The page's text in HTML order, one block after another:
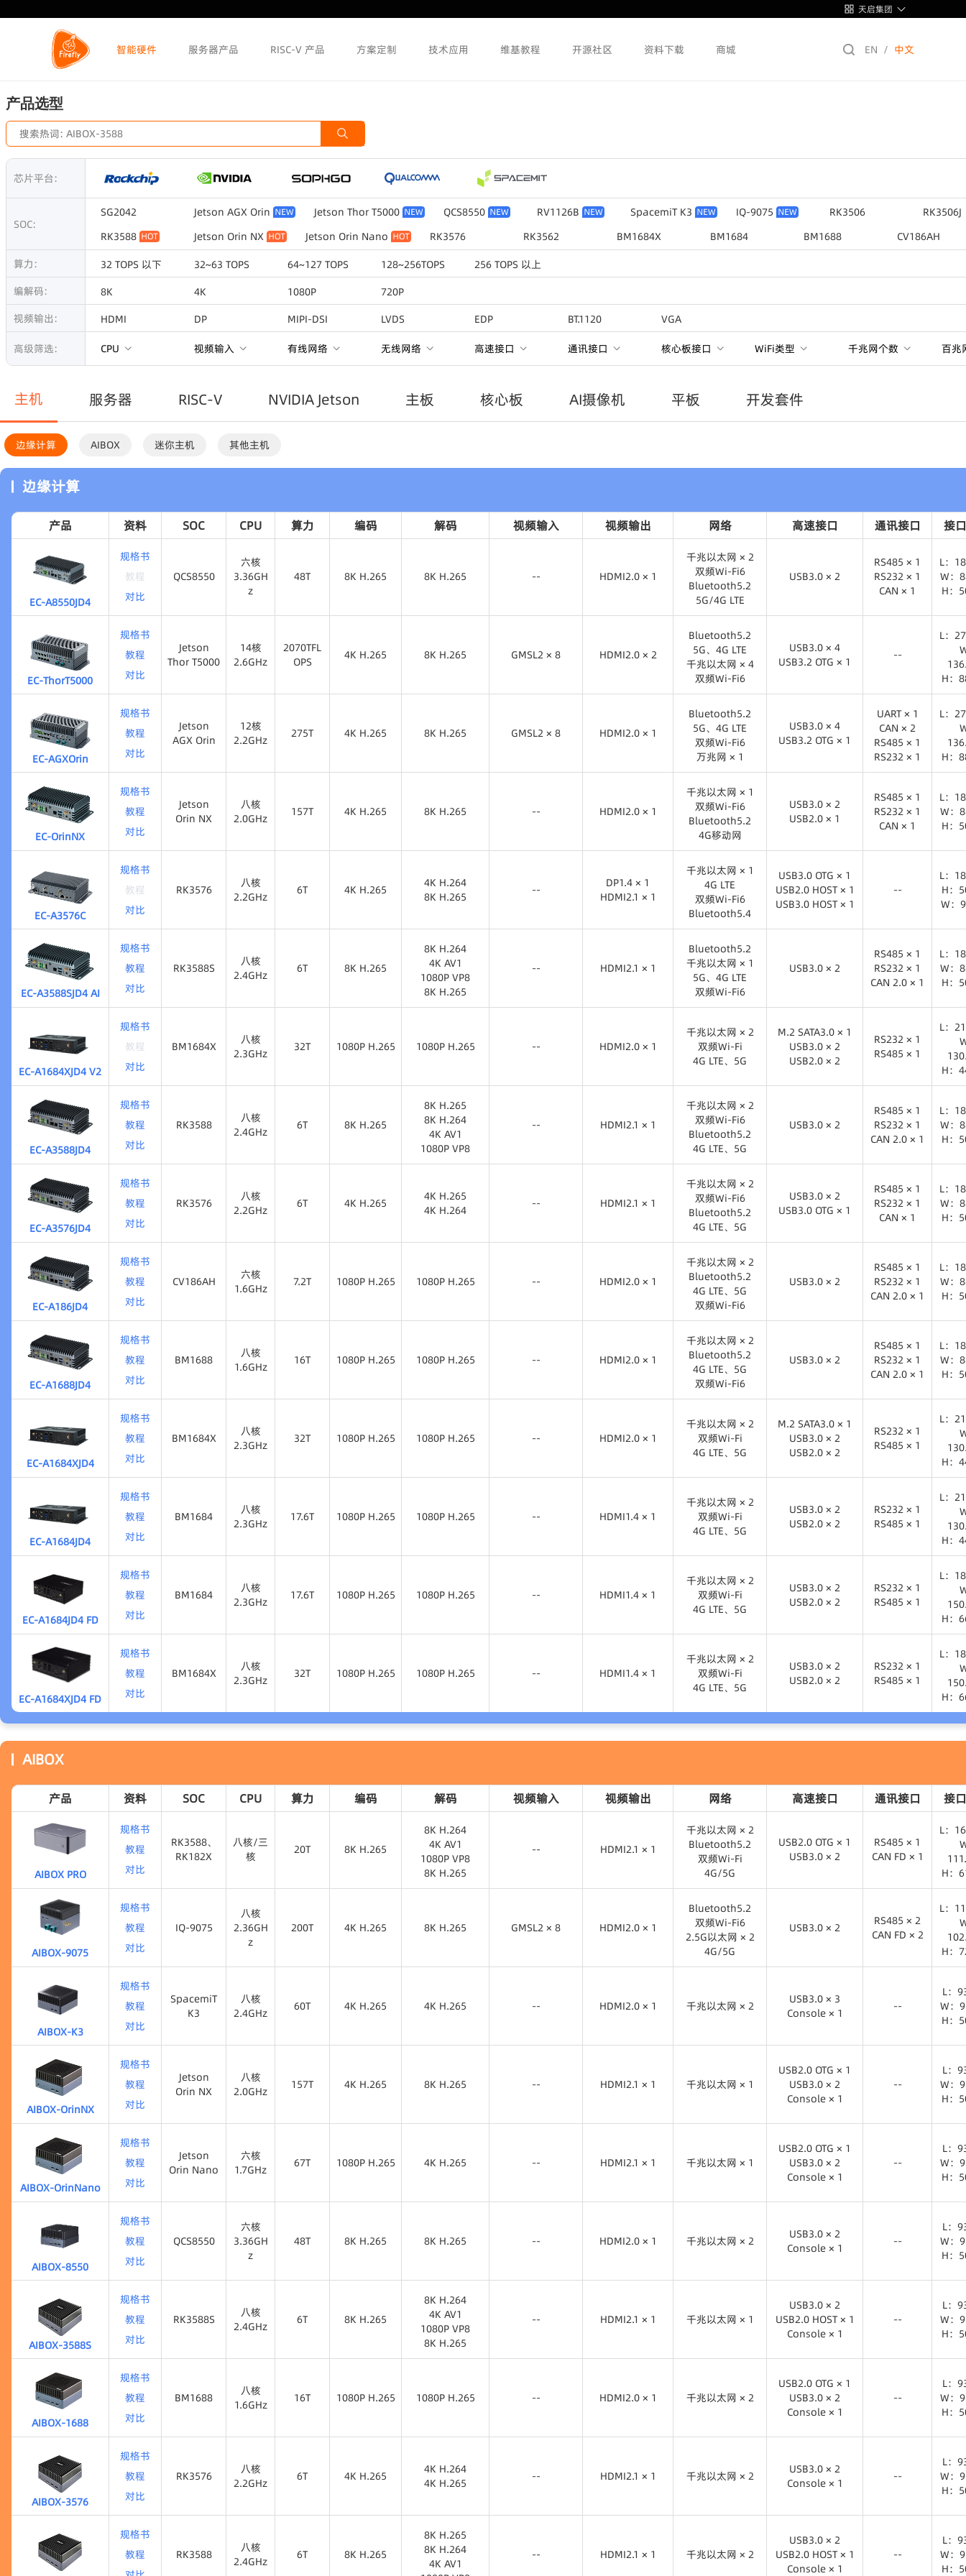
天启集团
智能硬件 服务器产品 RISC-V 产品 方案定制 技术应用 维基教程 开源社区 资料下载 商城 EN / 中文
产品选型
芯片平台:
SOC:
SG2042 Jetson AGX Orin Jetson Thor T5000 QCS8550 RV1126B SpacemiT K3 IQ-9075 RK3506
RK3506J
RK3588
Jetson Orin NX Jetson Orin Nano RK3576 RK3562 BM1684X BM1684 BM1688
CV186AH
RK3568
RK3399 RK3588S RK3566 RK3399Pro
算力: 32 TOPS 以下 32~63 TOPS 64~127 TOPS 128~256TOPS
256 TOPS 以上
编解码:
8K 4K 1080P
720P
视频输出:
HDMI DP MIPI-DSI LVDS EDP BT.1120 VGA
高级筛选: CPU 视频输入 有线网络 无线网络 高速接口 通讯接口 核心板接口 WiFi类型 千兆网个数 百兆
主机 服务器 RISC-V NVIDIA Jetson 主板 核心板 AI摄像机 平板 开发套件
边缘计算 AIBOX 迷你主机 其他主机
边缘计算
产品 资料 SOC CPU 算力 编码 解码 视频输入 视频输出 网络 高速接口 通讯接口 接
EC-A8550JD4
规格书
教程
对比
QCS8550
六核
3.36GH
z
六核
z
48T
8K H.265
8K H.265
--
HDMI2.0 × 1
千兆以太网 × 2
双频Wi-Fi6
Bluetooth5.2
5G/4G LTE
双频Wi-Fi6
Bluetooth5.2
5G/4G LTE
USB3.0 × 2
RS485 × 1
RS232 × 1
CAN × 1
RS485 × 1
L：
W：
H：
L：
W：
H
EC-ThorT5000
规格书
教程
对比
Jetson
Thor T5000
14核
2.6GHz
2070TFL
OPS
4K H.265
8K H.265
GMSL2 × 8
HDMI2.0 × 2
Bluetooth5.2
5G、4G LTE
千兆以太网 × 4
双频Wi-Fi6
万兆网 × 4
Bluetooth5.2
5G、4G LTE
千兆以太网 × 4
双频Wi-Fi6
万兆网 × 4
USB3.0 × 4
USB3.2 OTG × 1
--
L：
H：
H
EC-AGXOrin
规格书
教程
对比
Jetson
AGX Orin
12核
2.2GHz
275T
4K H.265
8K H.265
GMSL2 × 8
HDMI2.0 × 1
Bluetooth5.2
5G、4G LTE
双频Wi-Fi6
万兆网 × 1
千兆以太网 × 5
Bluetooth5.2
5G、4G LTE
双频Wi-Fi6
万兆网 × 1
千兆以太网 × 5
USB3.0 × 4
USB3.2 OTG × 1
UART × 1
CAN × 2
RS485 × 1
RS232 × 1
CAN × 2
RS485 × 1
RS232 × 1
L：
H：
H：
EC-OrinNX
规格书
教程
对比
Jetson
Orin NX
八核
2.0GHz
157T
4K H.265
8K H.265
--
HDMI2.0 × 1
千兆以太网 × 1
双频Wi-Fi6
Bluetooth5.2
4G移动网
双频Wi-Fi6
Bluetooth5.2
4G移动网
USB3.0 × 2
USB2.0 × 1
RS485 × 1
RS232 × 1
CAN × 1
RS485 × 1
L：
W：
H：
L：
H：
EC-A3576C
规格书
教程
对比
RK3576
八核
2.2GHz
6T
4K H.265
4K H.264
8K H.265
--
DP1.4 × 1
HDMI2.1 × 1
千兆以太网 × 1
4G LTE
双频Wi-Fi6
Bluetooth5.4
4G LTE
双频Wi-Fi6
Bluetooth5.4
USB3.0 OTG × 1
USB2.0 HOST × 1
USB3.0 HOST × 1
USB3.0 OTG × 1
--
L：
H：
W：
L：
W：
EC-A3588SJD4 AI
规格书
教程
对比
RK3588S
八核
2.4GHz
6T
8K H.265
8K H.264
4K AV1
1080P VP8
8K H.265
1080P VP8
--
HDMI2.1 × 1
Bluetooth5.2
千兆以太网 × 1
5G、4G LTE
双频Wi-Fi6
千兆以太网 × 1
5G、4G LTE
双频Wi-Fi6
USB3.0 × 2
RS485 × 1
RS232 × 1
CAN 2.0 × 1
RS485 × 1
CAN 2.0 × 1
L：
W：
H：
L：
W：
H
EC-A1684XJD4 V2
规格书
教程
对比
BM1684X
八核
2.3GHz
32T
1080P H.265
1080P H.265
--
HDMI2.0 × 1
千兆以太网 × 2
双频Wi-Fi
4G LTE、5G
千兆以太网 × 2
双频Wi-Fi
4G LTE、5G
M.2 SATA3.0 × 1
USB3.0 × 2
USB2.0 × 2
M.2 SATA3.0 × 1
RS232 × 1
RS485 × 1
L：
H：
H：
EC-A3588JD4
规格书
教程
对比
RK3588
八核
2.4GHz
6T
8K H.265
8K H.265
8K H.264
4K AV1
1080P VP8
8K H.264
4K AV1
1080P VP8
--
HDMI2.1 × 1
千兆以太网 × 2
双频Wi-Fi6
Bluetooth5.2
4G LTE、5G
双频Wi-Fi6
Bluetooth5.2
4G LTE、5G
USB3.0 × 2
RS485 × 1
RS232 × 1
CAN 2.0 × 1
RS485 × 1
CAN 2.0 × 1
L：
W：
H：
L：
H：
EC-A3576JD4
规格书
教程
对比
RK3576
八核
2.2GHz
6T
4K H.265
4K H.265
4K H.264
--
HDMI2.1 × 1
千兆以太网 × 2
双频Wi-Fi6
Bluetooth5.2
4G LTE、5G
双频Wi-Fi6
Bluetooth5.2
4G LTE、5G
USB3.0 × 2
USB3.0 OTG × 1
RS485 × 1
RS232 × 1
CAN × 1
RS485 × 1
CAN × 1
L：
W：
H：
L：
H：
EC-A186JD4
规格书
教程
对比
CV186AH
六核
1.6GHz
7.2T
1080P H.265
1080P H.265
--
HDMI2.0 × 1
千兆以太网 × 2
Bluetooth5.2
4G LTE、5G
双频Wi-Fi6
Bluetooth5.2
4G LTE、5G
双频Wi-Fi6
USB3.0 × 2
RS485 × 1
RS232 × 1
CAN 2.0 × 1
RS485 × 1
CAN 2.0 × 1
L：
W：
H：
L：
H：
EC-A1688JD4
规格书
教程
对比
BM1688
八核
1.6GHz
16T
1080P H.265
1080P H.265
--
HDMI2.0 × 1
千兆以太网 × 2
Bluetooth5.2
4G LTE、5G
双频Wi-Fi6
Bluetooth5.2
4G LTE、5G
双频Wi-Fi6
USB3.0 × 2
RS485 × 1
RS232 × 1
CAN 2.0 × 1
RS485 × 1
CAN 2.0 × 1
L：
W：
H：
L：
W：
H
EC-A1684XJD4
规格书
教程
对比
BM1684X
八核
2.3GHz
32T
1080P H.265
1080P H.265
--
HDMI2.0 × 1
千兆以太网 × 2
双频Wi-Fi
4G LTE、5G
千兆以太网 × 2
4G LTE、5G
M.2 SATA3.0 × 1
USB3.0 × 2
USB2.0 × 2
M.2 SATA3.0 × 1
USB2.0 × 2
RS232 × 1
RS485 × 1
L：
H：
H
EC-A1684JD4
规格书
教程
对比
BM1684
八核
2.3GHz
17.6T
1080P H.265
1080P H.265
--
HDMI1.4 × 1
千兆以太网 × 2
双频Wi-Fi
4G LTE、5G
千兆以太网 × 2
4G LTE、5G
USB3.0 × 2
USB2.0 × 2
RS232 × 1
RS485 × 1
L：
H：
H
EC-A1684JD4 FD
规格书
教程
对比
BM1684
八核
2.3GHz
17.6T
1080P H.265
1080P H.265
--
HDMI1.4 × 1
千兆以太网 × 2
双频Wi-Fi
4G LTE、5G
千兆以太网 × 2
4G LTE、5G
USB3.0 × 2
USB2.0 × 2
RS232 × 1
RS485 × 1
L：
H：
H
EC-A1684XJD4 FD
规格书
教程
对比
BM1684X
八核
2.3GHz
2.3GHz
32T
1080P H.265
1080P H.265
--
HDMI1.4 × 1
千兆以太网 × 2
双频Wi-Fi
4G LTE、5G
千兆以太网 × 2
双频Wi-Fi
4G LTE、5G
USB3.0 × 2
USB2.0 × 2
USB2.0 × 2
RS232 × 1
RS485 × 1
RS485 × 1
L：
H：
L：
AIBOX
产品 资料 SOC CPU 算力 编码 解码 视频输入 视频输出 网络 高速接口 通讯接口 接
AIBOX PRO
规格书
教程
对比
RK3588、
RK182X
八核/三
核
20T
8K H.265
8K H.264
4K AV1
1080P VP8
8K H.265
1080P VP8
--
HDMI2.1 × 1
千兆以太网 × 2
Bluetooth5.2
双频Wi-Fi
4G/5G
Bluetooth5.2
双频Wi-Fi
4G/5G
USB2.0 OTG × 1
USB3.0 × 2
RS485 × 1
CAN FD × 1
L：
H：
H
AIBOX-9075
规格书
教程
对比
IQ-9075
八核
2.36GH
z
八核
z
200T
4K H.265
8K H.265
GMSL2 × 8
HDMI2.0 × 1
Bluetooth5.2
双频Wi-Fi6
2.5G以太网 × 2
4G/5G
2.5G以太网 × 2
USB3.0 × 2
RS485 × 2
CAN FD × 2
L：
H：
H：
AIBOX-K3
规格书
教程
对比
SpacemiT
K3
八核
2.4GHz
60T
4K H.265
4K H.265
--
HDMI2.0 × 1
千兆以太网 × 2
USB3.0 × 3
Console × 1
--
L：
W：
H：
L：
H：
AIBOX-OrinNX
规格书
教程
对比
Jetson
Orin NX
八核
2.0GHz
157T
4K H.265
8K H.265
--
HDMI2.1 × 1
千兆以太网 × 1
USB2.0 OTG × 1
USB3.0 × 2
Console × 1
USB2.0 OTG × 1
Console × 1
--
L：
W：
H：
L：
H：
AIBOX-OrinNano
规格书
教程
对比
Jetson
Orin Nano
六核
1.7GHz
67T
1080P H.265
4K H.265
--
HDMI2.1 × 1
千兆以太网 × 1
USB2.0 OTG × 1
USB3.0 × 2
Console × 1
USB2.0 OTG × 1
Console × 1
--
L：
W：
H：
L：
H：
AIBOX-8550
规格书
教程
对比
QCS8550
六核
3.36GH
z
六核
z
48T
8K H.265
8K H.265
--
HDMI2.0 × 1
千兆以太网 × 2
USB3.0 × 2
Console × 1
--
L：
W：
H：
L：
H：
AIBOX-3588S
规格书
教程
对比
RK3588S
八核
2.4GHz
6T
8K H.265
8K H.264
4K AV1
1080P VP8
8K H.265
1080P VP8
--
HDMI2.1 × 1
千兆以太网 × 1
USB3.0 × 2
USB2.0 HOST × 1
Console × 1
USB3.0 × 2
Console × 1
--
L：
W：
H：
L：
H：
AIBOX-1688
规格书
教程
对比
BM1688
八核
1.6GHz
16T
1080P H.265
1080P H.265
--
HDMI2.0 × 1
千兆以太网 × 2
USB2.0 OTG × 1
USB3.0 × 2
Console × 1
USB2.0 OTG × 1
Console × 1
--
L：
W：
H：
L：
H：
AIBOX-3576
规格书
教程
对比
RK3576
八核
2.2GHz
6T
4K H.265
4K H.264
4K H.265
--
HDMI2.1 × 1
千兆以太网 × 2
USB3.0 × 2
Console × 1
--
L：
W：
H：
L：
H：
规格书
教程
RK3588
八核
2.4GHz
6T
8K H.265
8K H.265
8K H.264
4K AV1
--
HDMI2.1 × 1
千兆以太网 × 2
USB3.0 × 2
USB2.0 HOST × 1
Console × 1
--
L：
W：
H：